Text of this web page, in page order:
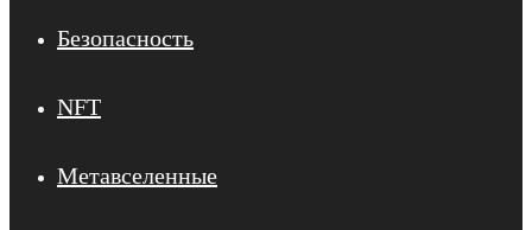
Безопасность
NFT
Метавселенные